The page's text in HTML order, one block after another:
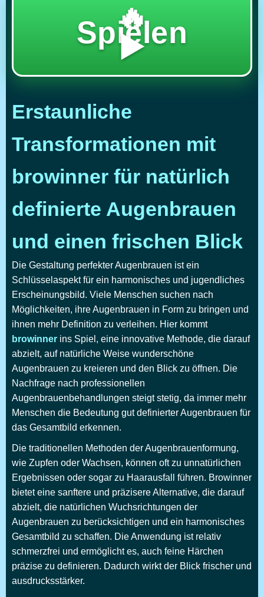
🔥
Spielen
▶️
Erstaunliche
Transformationen mit
browinner für natürlich
definierte Augenbrauen
und einen frischen Blick
Die Gestaltung perfekter Augenbrauen ist ein
Schlüsselaspekt für ein harmonisches und jugendliches
Erscheinungsbild. Viele Menschen suchen nach
Möglichkeiten, ihre Augenbrauen in Form zu bringen und
ihnen mehr Definition zu verleihen. Hier kommt
browinner ins Spiel, eine innovative Methode, die darauf
abzielt, auf natürliche Weise wunderschöne
Augenbrauen zu kreieren und den Blick zu öffnen. Die
Nachfrage nach professionellen
Augenbrauenbehandlungen steigt stetig, da immer mehr
Menschen die Bedeutung gut definierter Augenbrauen für
das Gesamtbild erkennen.
Die traditionellen Methoden der Augenbrauenformung,
wie Zupfen oder Wachsen, können oft zu unnatürlichen
Ergebnissen oder sogar zu Haarausfall führen. Browinner
bietet eine sanftere und präzisere Alternative, die darauf
abzielt, die natürlichen Wuchsrichtungen der
Augenbrauen zu berücksichtigen und ein harmonisches
Gesamtbild zu schaffen. Die Anwendung ist relativ
schmerzfrei und ermöglicht es, auch feine Härchen
präzise zu definieren. Dadurch wirkt der Blick frischer und
ausdrucksstärker.